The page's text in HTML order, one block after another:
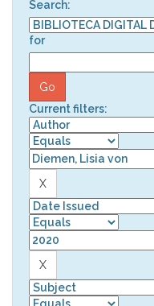
Search:
for
Current filters: